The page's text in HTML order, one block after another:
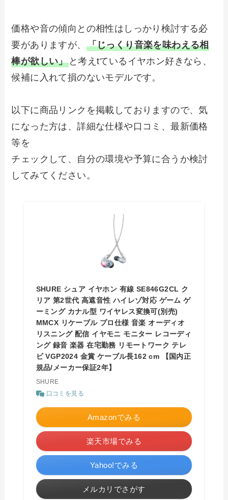
価格や音の傾向との相性はしっかり検討する必
要がありますが、 「じっくり音楽を味わえる相
棒が欲しい」と考えtているイヤホン好きなら、
候補に入れて損のないモデルです。
以下に商品リンクを掲載しておりますので、気
になった方は、詳細な仕様や口コミ、最新価格
等を
チェックして、自分の環境や予算に合うか検討
してみてください。
SHURE シュア イヤホン 有線 SE846G2CL ク
リア 第2世代 高遮音性 ハイレゾ対応 ゲーム ゲ
ーミング カナル型 ワイヤレス変換可(別売)
MMCX リケーブル プロ仕様 音楽 オーディオ
リスニング 配信 イヤモニ モニター レコーディ
ング 録音 楽器 在宅勤務 リモートワーク テレ
ビ VGP2024 金賞 ケーブル長162 cm 【国内正
規品/メーカー保証2年】
SHURE
口コミを見る
Amazonでみる
楽天市場でみる
Yahoo!でみる
メルカリでさがす